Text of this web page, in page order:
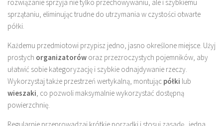
rozwiązanie sprzyja nie tylko przechowywaniu, ale i szybkiemu
sprzątaniu, eliminując trudne do utrzymania w czystości otwarte
półki.
Każdemu przedmiotowi przypisz jedno, jasno określone miejsce. Użyj
prostych organizatorów oraz przezroczystych pojemników, aby
ułatwić sobie kategoryzację i szybkie odnajdywanie rzeczy.
Wykorzystaj także przestrzeń wertykalną, montując półki lub
wieszaki, co pozwoli maksymalnie wykorzystać dostępną
powierzchnię.